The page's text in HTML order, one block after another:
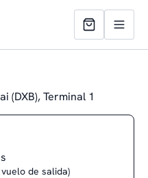
(DXB), Terminal 1
de salida)